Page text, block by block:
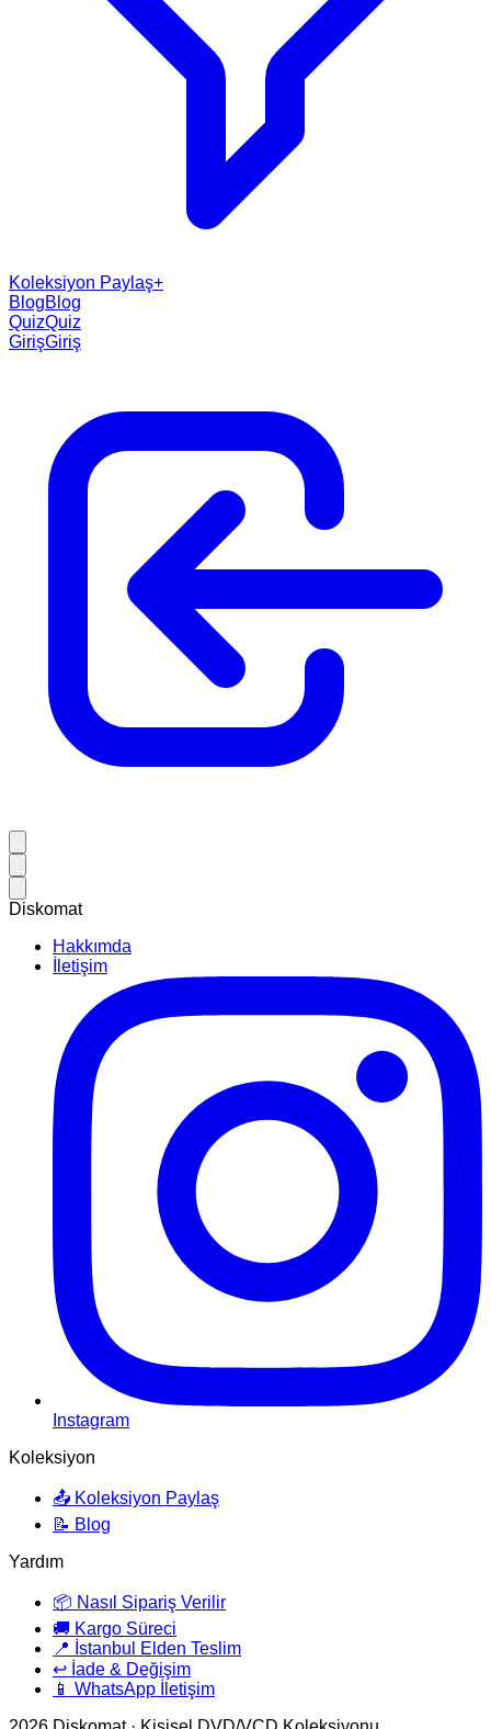
Koleksiyon Paylaş+
BlogBlog
QuizQuiz
GirişGiriş
Diskomat
Hakkımda
İletişim
Instagram
Koleksiyon
📤 Koleksiyon Paylaş
📝 Blog
Yardım
📦 Nasıl Sipariş Verilir
🚚 Kargo Süreci
📍 İstanbul Elden Teslim
↩️ İade & Değişim
📱 WhatsApp İletişim